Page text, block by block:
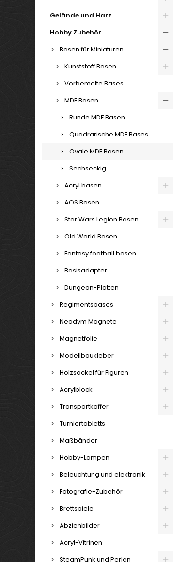
Gelände und Harz
Hobby Zubehör
Basen für Miniaturen
Kunststoff Basen
Vorbemalte Bases
MDF Basen
Runde MDF Basen
Quadrarische MDF Bases
Ovale MDF Basen
Sechseckig
Acryl basen
AOS Basen
Star Wars Legion Basen
Old World Basen
Fantasy football basen
Basisadapter
Dungeon-Platten
Regimentsbases
Neodym Magnete
Magnetfolie
Modellbaukleber
Holzsockel für Figuren
Acrylblock
Transportkoffer
Turniertabletts
Maßbänder
Hobby-Lampen
Beleuchtung und elektronik
Fotografie-Zubehör
Brettspiele
Abziehbilder
Acryl-Vitrinen
SteamPunk und Perlen